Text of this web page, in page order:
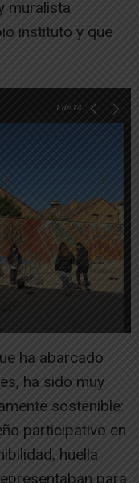
muralista
instituto y que
1 de 14
ha abarcado
ha sido muy
sostenible:
participativo en
huella
para